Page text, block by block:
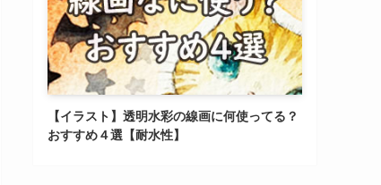
【イラスト】透明水彩の線画に何使ってる？
おすすめ４選【耐水性】